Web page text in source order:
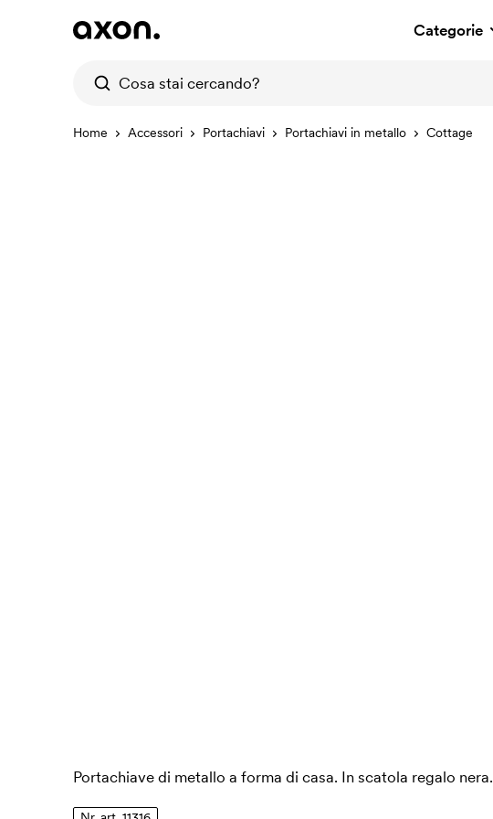
Categorie
Home Accessori Portachiavi Portachiavi in metallo Cottage
Portachiave di metallo a forma di casa. In scatola regalo nera.